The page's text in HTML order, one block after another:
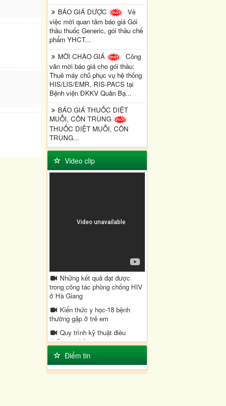
BÁO GIÁ DƯỢC
Về
việc mời quan tâm báo giá Gói
thầu thuốc Generic, gói thầu chế
phẩm YHCT...
MỜI CHÀO GIÁ
Công
văn mời báo giá cho gói thầu:
Thuê máy chủ phục vụ hệ thống
HIS/LIS/EMR, RIS-PACS tại
Bệnh viện ĐKKV Quản Bạ...
BÁO GIÁ THUỐC DIỆT
MUỖI, CÔN TRÙNG
THUỐC DIỆT MUỖI, CÔN
TRÙNG...
Video clip
Những kết quả đạt được
trong công tác phòng chống HIV
ở Hà Giang
Kiến thức y học-18 bệnh
thường gặp ở trẻ em
Quy trình kỹ thuật điều
dưỡng cơ bản
Bệnh viện đa khoa huyện
Quản Bạ xây dựng Bệnh viện
xanh sạch đẹp
Điểm tin